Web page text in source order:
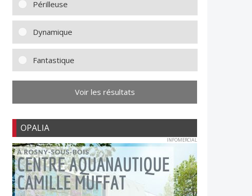
Périlleuse
Dynamique
Fantastique
Voir les résultats
OPALIA
INFOMERCIAL